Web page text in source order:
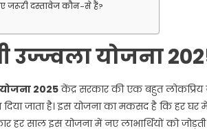
जरूरी दस्तावेज कौन-से हैं?
उज्ज्वला योजना
योजना 2025केंद्र सरकार की एक बहुत
जाता है। इस योजना का मकसद है कि हर घर
हर साल इस योजना में नए लाभार्थियों को